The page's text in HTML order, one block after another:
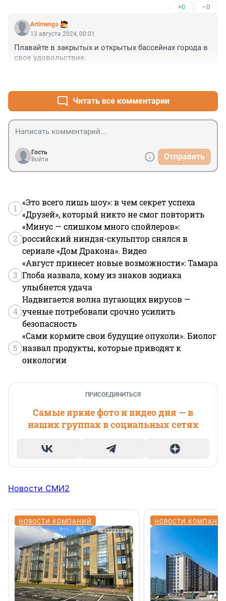
+0 –0
Artimenga
13 августа 2024, 00:01
Плавайте в закрытых и открытых бассейнах города в
свое удовольствие.
Читать все комментарии
Гость
Войти
Отправить
1
«Это всего лишь шоу»: в чем секрет успеха
«Друзей», который никто не смог повторить
2
«Минус — слишком много спойлеров»:
российский ниндзя-скульптор снялся в
сериале «Дом Дракона». Видео
3
«Август принесет новые возможности»: Тамара
Глоба назвала, кому из знаков зодиака
улыбнется удача
4
Надвигается волна пугающих вирусов —
ученые потребовали срочно усилить
безопасность
5
«Сами кормите свои будущие опухоли». Биолог
назвал продукты, которые приводят к
онкологии
ПРИСОЕДИНИТЬСЯ
Самые яркие фото и видео дня — в
наших группах в социальных сетях
Новости СМИ2
НОВОСТИ КОМПАНИЙ НОВОСТИ